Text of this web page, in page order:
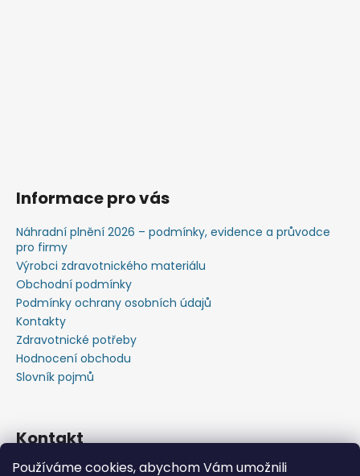
Používáme cookies, abychom Vám umožnili
Informace pro vás
Náhradní plnění 2026 – podmínky, evidence a průvodce
pro firmy
Výrobci zdravotnického materiálu
Obchodní podmínky
Podmínky ochrany osobních údajů
Kontakty
Zdravotnické potřeby
Hodnocení obchodu
Slovník pojmů
Kontakt
+420603583759 ,+420734720049